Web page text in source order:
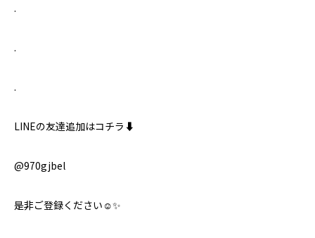
.
.
.
LINEの友達追加はコチラ⬇️
@970gjbel
是非ご登録ください☺️✨